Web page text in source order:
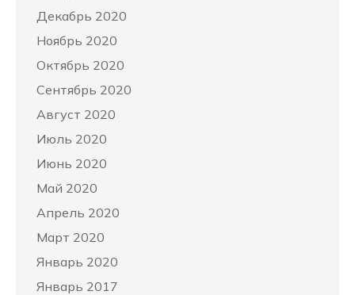
Декабрь 2020
Ноябрь 2020
Октябрь 2020
Сентябрь 2020
Август 2020
Июль 2020
Июнь 2020
Май 2020
Апрель 2020
Март 2020
Январь 2020
Январь 2017